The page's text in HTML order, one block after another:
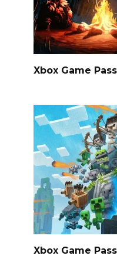
Xbox Game
Xbox Game